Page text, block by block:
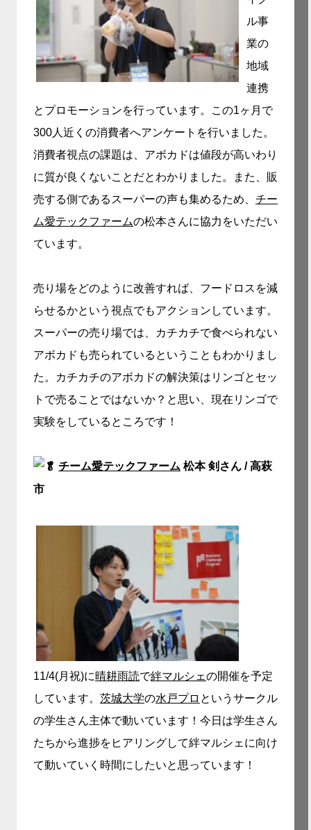
ル事
業の
地域
連携
とプロモーションを行っています。この1ヶ月で
300人近くの消費者へアンケートを行いました。
消費者視点の課題は、アボカドは値段が高いわり
に質が良くないことだとわかりました。また、販
売する側であるスーパーの声も集めるため、 チー
ム愛テックファームの松本さんに協力をいただい
ています。
売り場をどのように改善すれば、フードロスを減
らせるかという視点でもアクションしています。
スーパーの売り場では、カチカチで食べられない
アボカドも売られているということもわかりまし
た。カチカチのアボカドの解決策はリンゴとセッ
トで売ることではないか？と思い、現在リンゴで
実験をしているところです！
チーム愛テックファーム 松本 剣さん / 高萩
市
11/4(月祝)に晴耕雨読で絆マルシェの開催を予定
しています。 茨城大学の水戸プロ というサークル
の学生さん主体で動いています！今日は学生さん
たちから進捗をヒアリングして絆マルシェに向け
て動いていく時間にしたいと思っています！